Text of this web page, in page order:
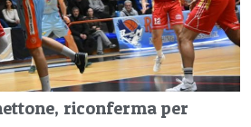
riconferma per